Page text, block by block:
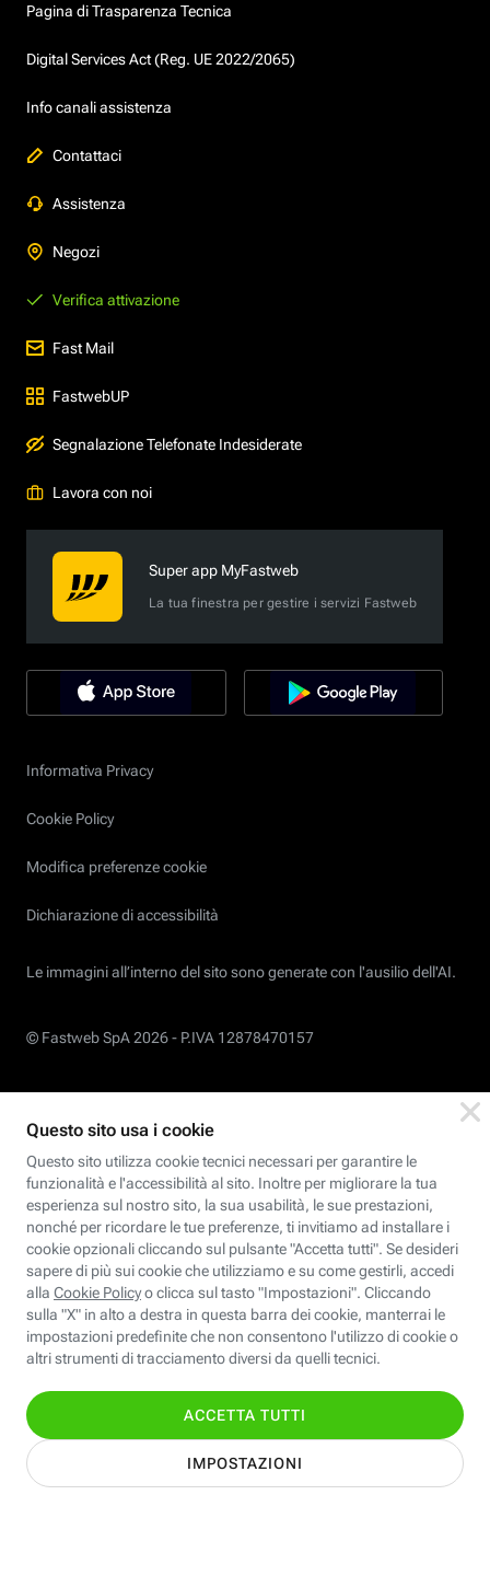
Pagina di Trasparenza Tecnica
Digital Services Act (Reg. UE 2022/2065)
Info canali assistenza
Contattaci
Assistenza
Negozi
Verifica attivazione
Fast Mail
FastwebUP
Segnalazione Telefonate Indesiderate
Lavora con noi
Super app MyFastweb
La tua finestra per gestire i servizi Fastweb
Informativa Privacy
Cookie Policy
Modifica preferenze cookie
Dichiarazione di accessibilità
Le immagini all’interno del sito sono generate con l'ausilio dell'AI.
© Fastweb SpA 2026 - P.IVA 12878470157